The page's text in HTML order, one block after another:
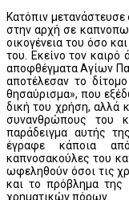
Κατόπιν μετανάστευσε
στην αρχή σε
οικογένεια του όσο
του. Εκείνο τον καιρό
αποφθέγματα Αγίων
αποτέλεσαν το
θησαύρισμα», που
δική του χρήση, αλλά
συνανθρώπους του
παράδειγμα αυτής
έγραφε κάποια
καπνοσακούλες του
ωφεληθούν όσοι τις
και το πρόβλημα της
χρηματικών πόρων.